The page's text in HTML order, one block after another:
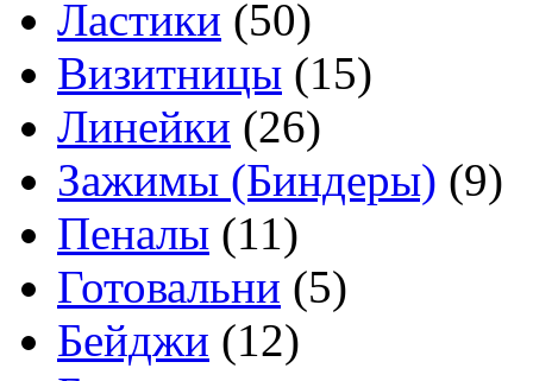
Ластики (50)
Визитницы (15)
Линейки (26)
Зажимы (Биндеры) (9)
Пеналы (11)
Готовальни (5)
Бейджи (12)